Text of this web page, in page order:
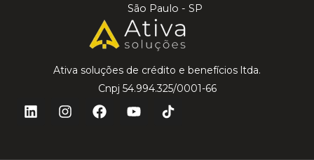
São Paulo - SP
Ativa soluções de crédito e benefícios ltda.
Cnpj 54.994.325/0001-66